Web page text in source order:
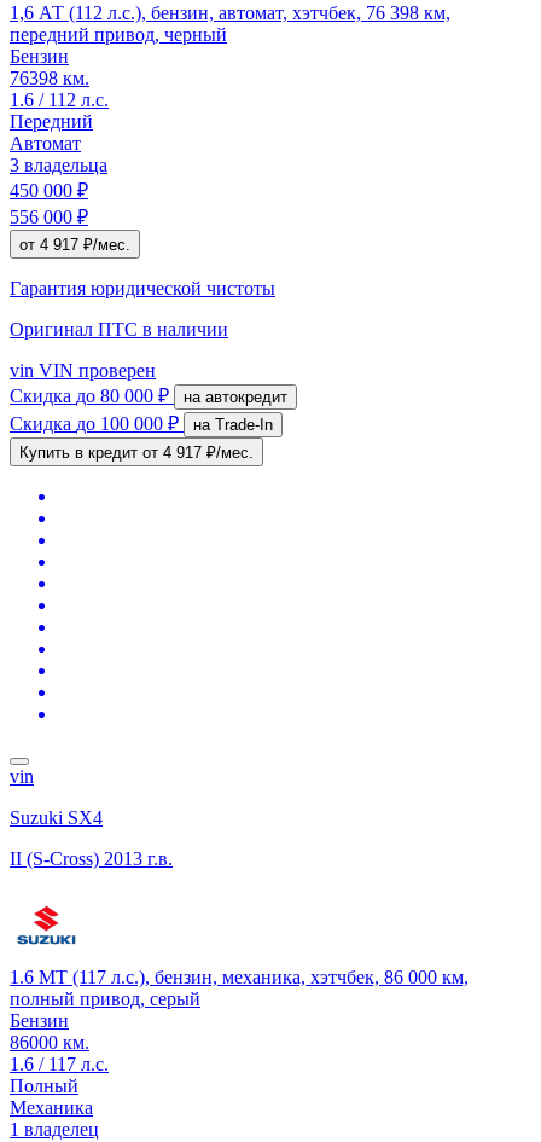
1,6 АТ (112 л.с.), бензин, автомат, хэтчбек, 76 398 км,
передний привод, черный
Бензин
76398 км.
1.6 / 112 л.с.
Передний
Автомат
3 владельца
450 000 ₽
556 000 ₽
от 4 917 ₽/мес.
Гарантия юридической чистоты
Оригинал ПТС в наличии
vin VIN проверен
Скидка до 80 000 ₽ на автокредит
Скидка до 100 000 ₽
на Trade-In
Купить в кредит от 4 917 ₽/мес.
vin
Suzuki SX4
II (S-Cross) 2013 г.в.
1.6 MT (117 л.с.), бензин, механика, хэтчбек, 86 000 км,
полный привод, серый
Бензин
86000 км.
1.6 / 117 л.с.
Полный
Механика
1 владелец